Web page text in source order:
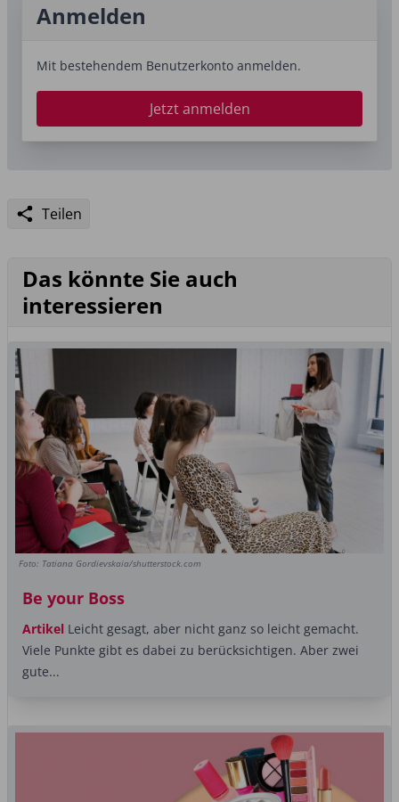
Anmelden
Mit bestehendem Benutzerkonto anmelden.
Jetzt anmelden
Teilen
Das könnte Sie auch
interessieren
Foto: Tatiana Gordievskaia/shutterstock.com
Be your Boss
Artikel Leicht gesagt, aber nicht ganz so leicht gemacht.
Viele Punkte gibt es dabei zu berücksichtigen. Aber zwei
gute...